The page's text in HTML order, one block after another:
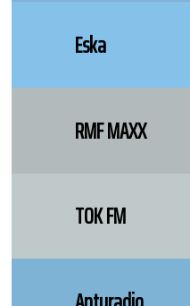
Eska
RMF MAXX
TOK FM